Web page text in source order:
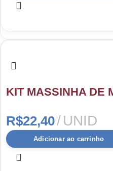
KIT MASSINHA DE
R$22,40 UNID
Adicionar ao carrinho